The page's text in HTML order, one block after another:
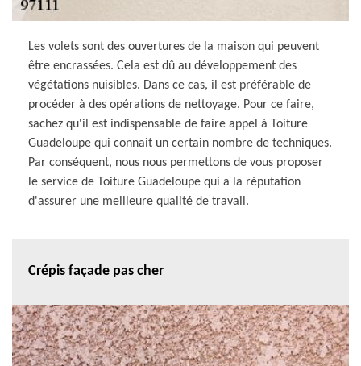
Les volets sont des ouvertures de la maison qui peuvent
être encrassées. Cela est dû au développement des
végétations nuisibles. Dans ce cas, il est préférable de
procéder à des opérations de nettoyage. Pour ce faire,
sachez qu'il est indispensable de faire appel à Toiture
Guadeloupe qui connait un certain nombre de techniques.
Par conséquent, nous nous permettons de vous proposer
le service de Toiture Guadeloupe qui a la réputation
d'assurer une meilleure qualité de travail.
Crépis façade pas cher